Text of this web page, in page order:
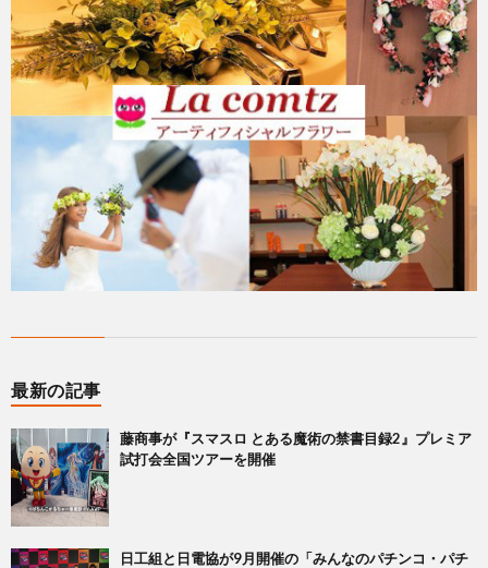
最新の記事
藤商事が『スマスロ とある魔術の禁書目録2』プレミア
試打会全国ツアーを開催
日工組と日電協が9月開催の「みんなのパチンコ・パチ